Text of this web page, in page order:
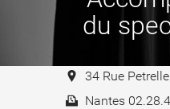
du
34 Rue
Nantes